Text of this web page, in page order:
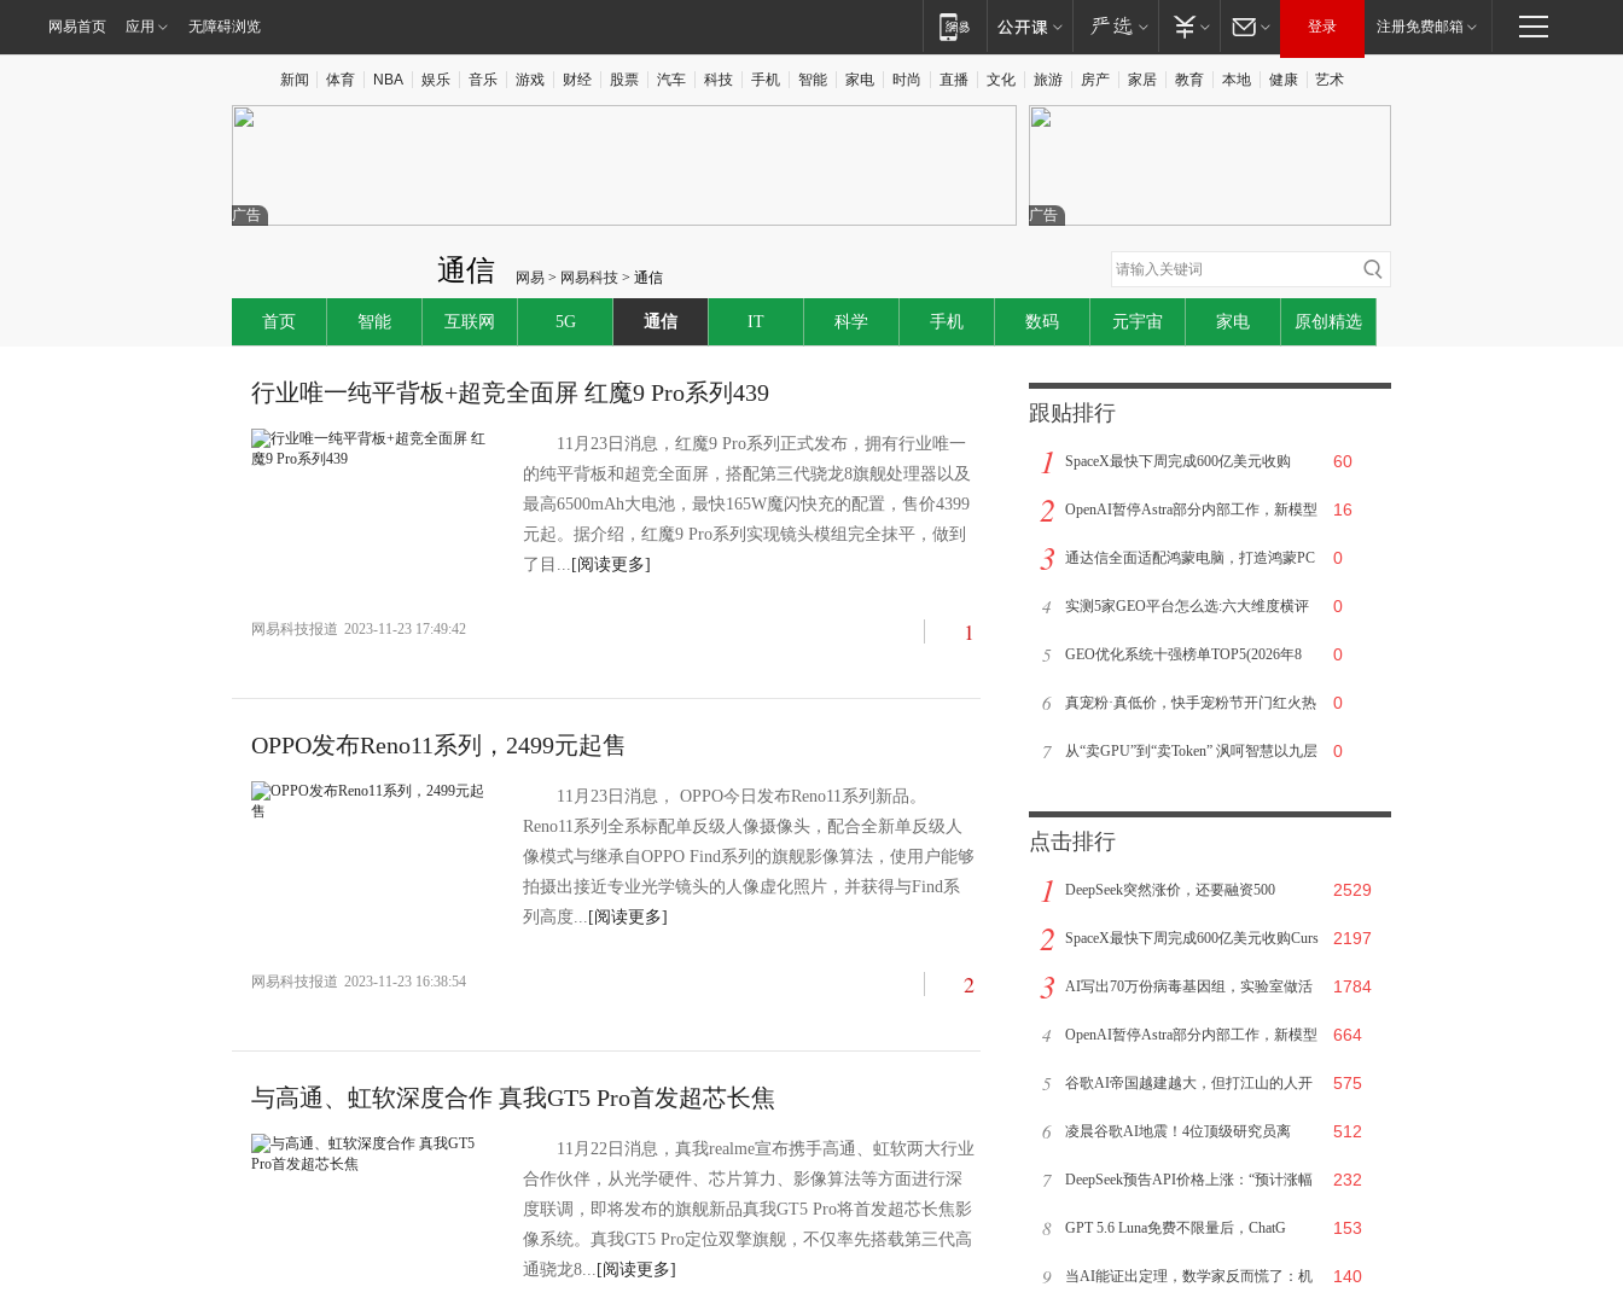
网易首页 应用 无障碍浏览 登录 注册免费邮箱
新闻 体育 NBA 娱乐 音乐 游戏 财经 股票 汽车 科技 手机 智能 家电 时尚 直播 文化 旅游 房产 家居 教育 本地 健康 艺术
广告 广告
通信 网易 > 网易科技 > 通信
首页 智能 互联网 5G 通信 IT 科学 手机 数码 元宇宙 家电 原创精选
行业唯一纯平背板+超竞全面屏 红魔9 Pro系列439
11月23日消息，红魔9 Pro系列正式发布，拥有行业唯一
的纯平背板和超竞全面屏，搭配第三代骁龙8旗舰处理器以及
最高6500mAh大电池，最快165W魔闪快充的配置，售价4399
元起。据介绍，红魔9 Pro系列实现镜头模组完全抹平，做到
了目... [阅读更多]
1
网易科技报道 2023-11-23 17:49:42
OPPO发布Reno11系列，2499元起售
11月23日消息， OPPO今日发布Reno11系列新品。
Reno11系列全系标配单反级人像摄像头，配合全新单反级人
像模式与继承自OPPO Find系列的旗舰影像算法，使用户能够
拍摄出接近专业光学镜头的人像虚化照片，并获得与Find系
列高度... [阅读更多]
2
网易科技报道 2023-11-23 16:38:54
与高通、虹软深度合作 真我GT5 Pro首发超芯长焦
11月22日消息，真我realme宣布携手高通、虹软两大行业
合作伙伴，从光学硬件、芯片算力、影像算法等方面进行深
度联调，即将发布的旗舰新品真我GT5 Pro将首发超芯长焦影
像系统。真我GT5 Pro定位双擎旗舰，不仅率先搭载第三代高
通骁龙8... [阅读更多]
跟贴排行
1 SpaceX最快下周完成600亿美元收购
Cursor
60
2 OpenAI暂停Astra部分内部工作，新模型
可能触及“关键级”网络攻击门槛
16
3 通达信全面适配鸿蒙电脑，打造鸿蒙PC
专业投研标杆
0
4 实测5家GEO平台怎么选:六大维度横评
帮你选对不踩坑
0
5 GEO优化系统十强榜单TOP5(2026年8
月):企业级选型的硬核参考
0
6 真宠粉·真低价，快手宠粉节开门红火热
开启
0
7 从“卖GPU”到“卖Token” 沨呵智慧以九层 0
点击排行
1 DeepSeek突然涨价，还要融资500
亿：“只
2529
2 SpaceX最快下周完成600亿美元收购Curs 2197
3 AI写出70万份病毒基因组，实验室做活
了16个
1784
4 OpenAI暂停Astra部分内部工作，新模型
可
664
5 谷歌AI帝国越建越大，但打江山的人开
始集体离开
575
6 凌晨谷歌AI地震！4位顶级研究员离
职，哈萨比斯退
512
7 DeepSeek预告API价格上涨：“预计涨幅
较
232
8 GPT 5.6 Luna免费不限量后，ChatG 153
9 当AI能证出定理，数学家反而慌了：机 140